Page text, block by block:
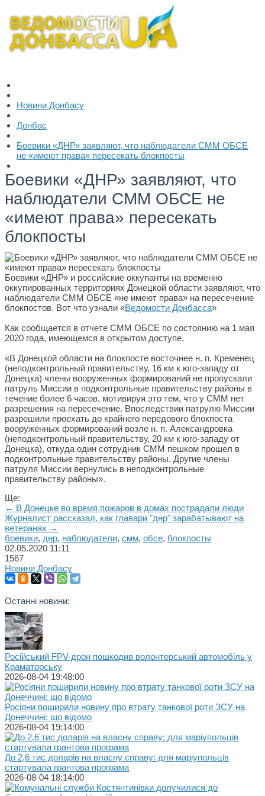
Новини Донбасу
Донбас
Боевики «ДНР» заявляют, что наблюдатели СММ ОБСЕ
не «имеют права» пересекать блокпосты
Боевики «ДНР» заявляют, что
наблюдатели СММ ОБСЕ не
«имеют права» пересекать
блокпосты
Боевики «ДНР» и российские оккупанты на временно
оккупированных территориях Донецкой области заявляют, что
наблюдатели СММ ОБСЕ «не имеют права» на пересечение
блокпостов. Вот что узнали «Ведомости Донбасса»
Как сообщается в отчете СММ ОБСЕ по состоянию на 1 мая
2020 года, имеющемся в открытом доступе,
«В Донецкой области на блокпосте восточнее н. п. Кременец
(неподконтрольный правительству, 16 км к юго-западу от
Донецка) члены вооруженных формирований не пропускали
патруль Миссии в подконтрольные правительству районы в
течение более 6 часов, мотивируя это тем, что у СММ нет
разрешения на пересечение. Впоследствии патрулю Миссии
разрешили проехать до крайнего передового блокпоста
вооруженных формирований возле н. п. Александровка
(неподконтрольный правительству, 20 км к юго-западу от
Донецка), откуда один сотрудник СММ пешком прошел в
подконтрольные правительству районы. Другие члены
патруля Миссии вернулись в неподконтрольные
правительству районы».
Ще:
← В Донецке во время пожаров в домах пострадали люди
Журналист рассказал, как главари "днр" зарабатывают на
ветеранах →
боевики, днр, наблюдатели, смм, обсе, блокпосты
02.05.2020 11:11
1567
Новини Донбасу
Останні новини:
Російський FPV-дрон пошкодив волонтерський автомобіль у
Краматорську
2026-08-04 19:48:00
Росіяни поширили новину про втрату танкової роти ЗСУ на
Донеччині: що відомо
2026-08-04 19:14:00
До 2,6 тис доларів на власну справу: для маріупольців
стартувала грантова програма
2026-08-04 18:14:00